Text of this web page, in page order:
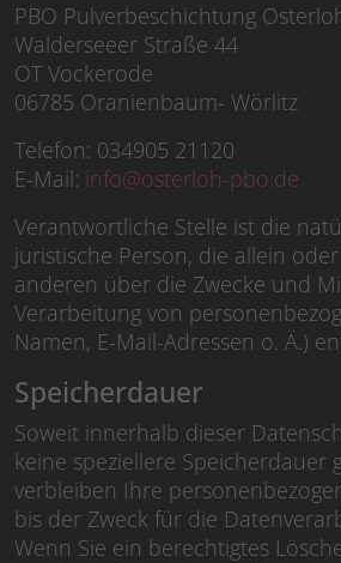
PBO Pulverbeschichtung
Walderseeer Straße 44
OT Vockerode
06785 Oranienbaum- Wörlitz
Telefon: 034905 21120
E-Mail: info@osterloh-pbo.de
Verantwortliche Stelle ist die
juristische Person, die allein
anderen über die Zwecke und
Verarbeitung von
Namen, E-Mail-Adressen o. Ä.)
Speicherdauer
Soweit innerhalb dieser
keine speziellere Speicherdauer
verbleiben Ihre
bis der Zweck für die
Wenn Sie ein berechtigtes